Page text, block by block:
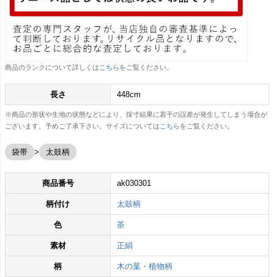
商品のランクについて詳しくは こちらをご覧ください。
長さ 448cm
※商品の形状や生地の状態などにより、採寸結果に若干の誤差が発生してしまう場合が
ございます。予めご了承下さい。サイズについては こちらをご覧ください。
袋帯 太鼓柄
商品番号 ak030301
柄付け 太鼓柄
色 茶
素材 正絹
柄 木の葉・植物柄